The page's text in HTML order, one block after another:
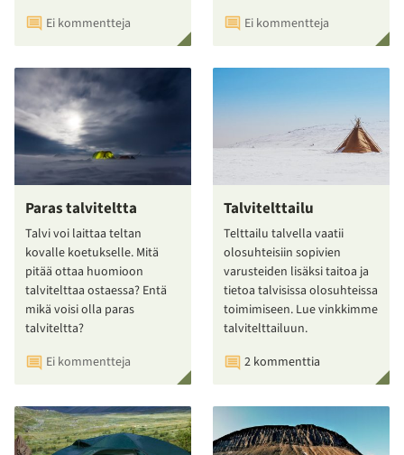
Ei kommentteja
Ei kommentteja
Paras talviteltta
Talvi voi laittaa teltan
kovalle koetukselle. Mitä
pitää ottaa huomioon
talvitelttaa ostaessa? Entä
mikä voisi olla paras
talviteltta?
Ei kommentteja
Talvitelttailu
Telttailu talvella vaatii
olosuhteisiin sopivien
varusteiden lisäksi taitoa ja
tietoa talvisissa olosuhteissa
toimimiseen. Lue vinkkimme
talvitelttailuun.
2 kommenttia